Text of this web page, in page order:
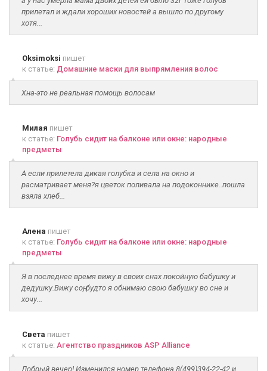
прилетал и ждали хороших новостей а вышло по другому
хотя...
Oksimoksi пишет
к статье: Домашние маски для выпрямления волос
Хна-это не реальная помощь волосам
Милая пишет
к статье: Голубь сидит на балконе или окне: народные
предметы
А если прилетела дикая голубка и села на окно и
расматривает меня?я цветок поливала на подоконнике..пошла
взяла хлеб...
Алена пишет
к статье: Голубь сидит на балконе или окне: народные
предметы
Я в последнее время вижу в своих снах покойную бабушку и
дедушку.Вижу соң, будто я обнимаю свою бабушку во сне и
хочу...
Света пишет
к статье: Агентство праздников ASP Alliance
Добрый вечер! Изменился номер телефона 8(499)394-22-42 и